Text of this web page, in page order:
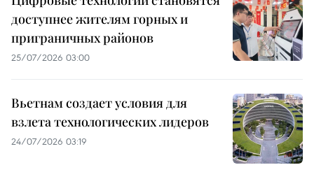
доступнее жителям горных и
приграничных районов
25/07/2026 03:00
Вьетнам создает условия для
взлета технологических лидеров
24/07/2026 03:19